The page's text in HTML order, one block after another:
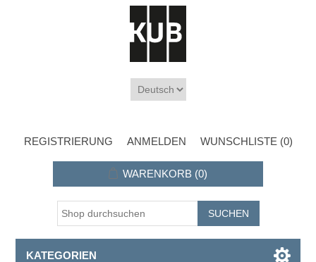
REGISTRIERUNG ANMELDEN WUNSCHLISTE (0)
WARENKORB (0)
KATEGORIEN